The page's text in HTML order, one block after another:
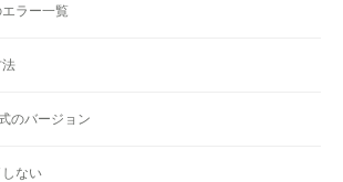
ラー一覧
のバージョン
ない